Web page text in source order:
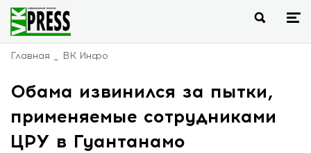
Главная ВК Инфо
Обама извинился за пытки,
применяемые сотрудниками
ЦРУ в Гуантанамо